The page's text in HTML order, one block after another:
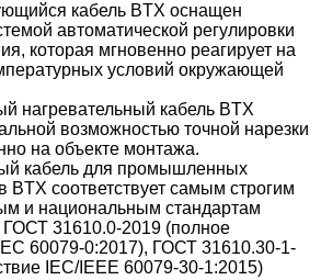
кабель BTX оснащен
автоматической регулировки
которая мгновенно реагирует на
условий окружающей
нагревательный кабель BTX
возможностью точной нарезки
на объекте монтажа.
кабель для промышленных
BTX соответствует самым строгим
и национальным стандартам
ГОСТ 31610.0-2019 (полное
60079-0:2017), ГОСТ 31610.30-1-
IEC/IEEE 60079-30-1:2015)